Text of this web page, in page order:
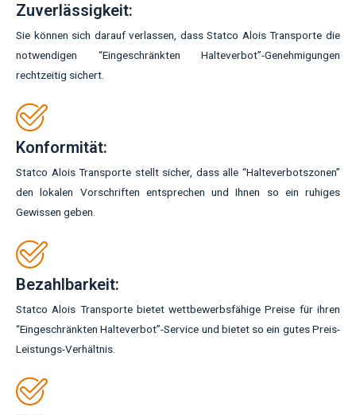
Zuverlässigkeit:
Sie können sich darauf verlassen, dass Statco Alois Transporte die
notwendigen “Eingeschränkten Halteverbot”-Genehmigungen
rechtzeitig sichert.
Konformität:
Statco Alois Transporte stellt sicher, dass alle “Halteverbotszonen”
den lokalen Vorschriften entsprechen und Ihnen so ein ruhiges
Gewissen geben.
Bezahlbarkeit:
Statco Alois Transporte bietet wettbewerbsfähige Preise für ihren
“Eingeschränkten Halteverbot”-Service und bietet so ein gutes Preis-
Leistungs-Verhältnis.